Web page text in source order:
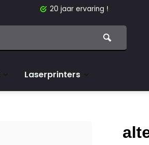
20 jaar ervaring !
Laserprinters